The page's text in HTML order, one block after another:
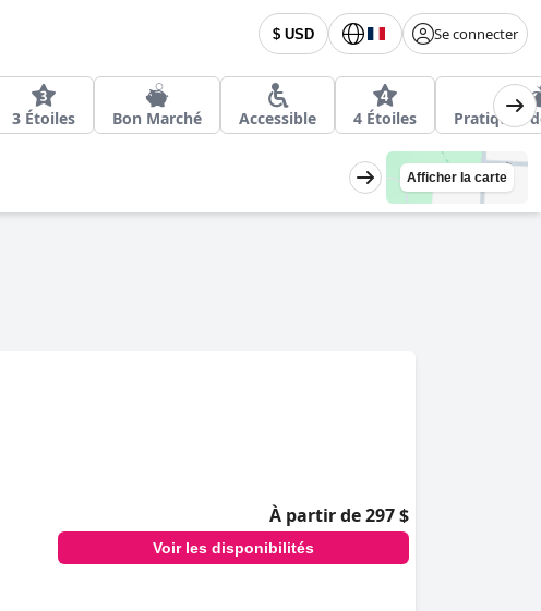
$ USD Se connecter
3 Étoiles Bon Marché Accessible 4 Étoiles Pratiques
Afficher la carte
À partir de 297 $
Voir les disponibilités